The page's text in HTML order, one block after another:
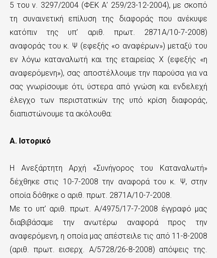
5 του ν. 3297/2004 (ΦΕΚ Α’ 259/23-12-2004), με σκοπό
τη συναινετική επίλυση της διαφοράς που ανέκυψε
κατόπιν της υπ’ αριθ. πρωτ. 2871Α/10-7-2008)
αναφοράς του κ. Ψ (εφεξής «ο αναφέρων») μεταξύ του
εν λόγω καταναλωτή και της εταιρείας Χ (εφεξής «η
αναφερόμενη»), σας αποστέλλουμε την παρούσα για να
σας γνωρίσουμε ότι, ύστερα από γνώση και ενδελεχή
έλεγχο των περιστατικών της υπό κρίση διαφοράς,
διαπιστώνουμε τα ακόλουθα:
Α. Ιστορικό
Η Ανεξάρτητη Αρχή «Συνήγορος του Καταναλωτή»
δέχθηκε στις 10-7-2008 την αναφορά του κ. Ψ, στην
οποία δόθηκε ο αριθ. πρωτ. 2871Α/10-7-2008.
Με το υπ’ αριθ. πρωτ. Α/4975/17-7-2008 έγγραφό μας
διαβιβάσαμε την ανωτέρω αναφορά προς την
αναφερόμενη, η οποία μας απέστειλε τις από 11-8-2008
(αριθ. πρωτ. εισερχ. Α/5728/26-8-2008) απόψεις της.